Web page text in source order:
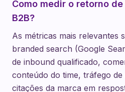
Como medir o retorno
B2B?
As métricas mais relevantes
branded search (Google
de inbound qualificado,
conteúdo do time, tráfego
citações da marca em